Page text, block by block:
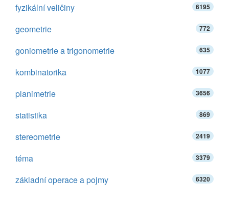
fyzikální veličiny 6195
geometrie 772
goniometrie a trigonometrie 635
kombinatorika 1077
planimetrie 3656
statistika 869
stereometrie 2419
téma 3379
základní operace a pojmy 6320